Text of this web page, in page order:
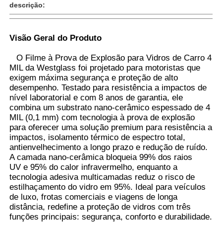
Casa
Produtos
Quem Somos
Fábrica
Controle de Qualidade
descrição:
Visão Geral do Produto
O Filme à Prova de Explosão para Vidros de Carro 4
MIL da Westglass foi projetado para motoristas que
exigem máxima segurança e proteção de alto
desempenho. Testado para resistência a impactos de
nível laboratorial e com 8 anos de garantia, ele
combina um substrato nano-cerâmico espessado de 4
MIL (0,1 mm) com tecnologia à prova de explosão
para oferecer uma solução premium para resistência a
impactos, isolamento térmico de espectro total,
antienvelhecimento a longo prazo e redução de ruído.
A camada nano-cerâmica bloqueia 99% dos raios
UV e 95% do calor infravermelho, enquanto a
tecnologia adesiva multicamadas reduz o risco de
estilhaçamento do vidro em 95%. Ideal para veículos
de luxo, frotas comerciais e viagens de longa
distância, redefine a proteção de vidros com três
funções principais: segurança, conforto e durabilidade.